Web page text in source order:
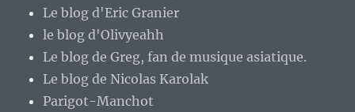
Le blog d'Eric Granier
le blog d'Olivyeahh
Le blog de Greg, fan de musique asiatique.
Le blog de Nicolas Karolak
Parigot-Manchot